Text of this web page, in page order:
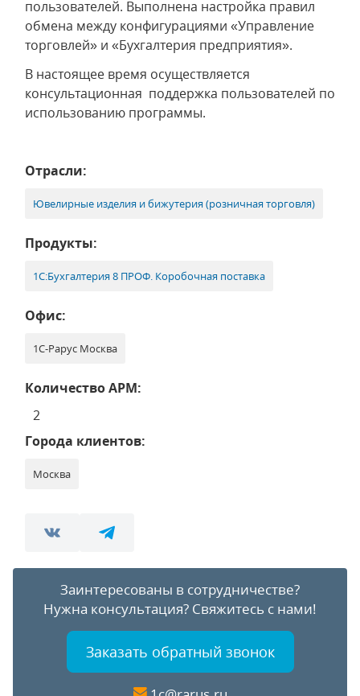
пользователей. Выполнена настройка правил
обмена между конфигурациями «Управление
торговлей» и «Бухгалтерия предприятия».
В настоящее время осуществляется
консультационная поддержка пользователей по
использованию программы.
Отрасли:
Ювелирные изделия и бижутерия (розничная торговля)
Продукты:
1С:Бухгалтерия 8 ПРОФ. Коробочная поставка
Офис:
1С-Рарус Москва
Количество АРМ:
2
Города клиентов:
Москва
Заинтересованы в сотрудничестве?
Нужна консультация? Свяжитесь с нами!
Заказать обратный звонок